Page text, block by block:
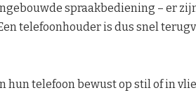
spraakbediening – er
telefoonhouder is dus snel
hun telefoon bewust op stil of in